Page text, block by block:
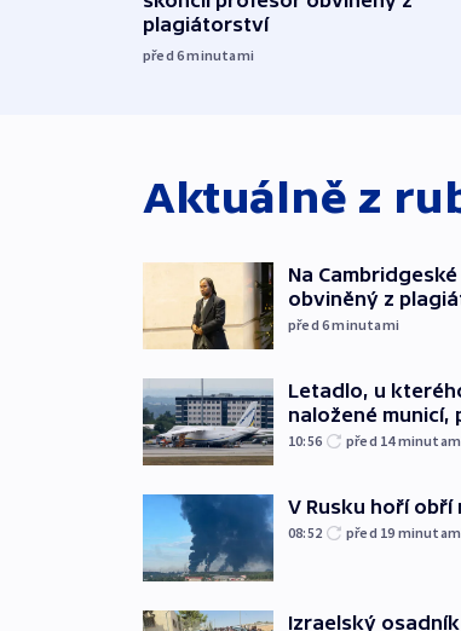
plagiátorství
před 6minutami
Aktuálně z
Na
obviněný z
před 6minutami
Letadlo, u
naložené municí,
10:56 před 14
V Rusku hoří
08:52 před 19
Izraelský